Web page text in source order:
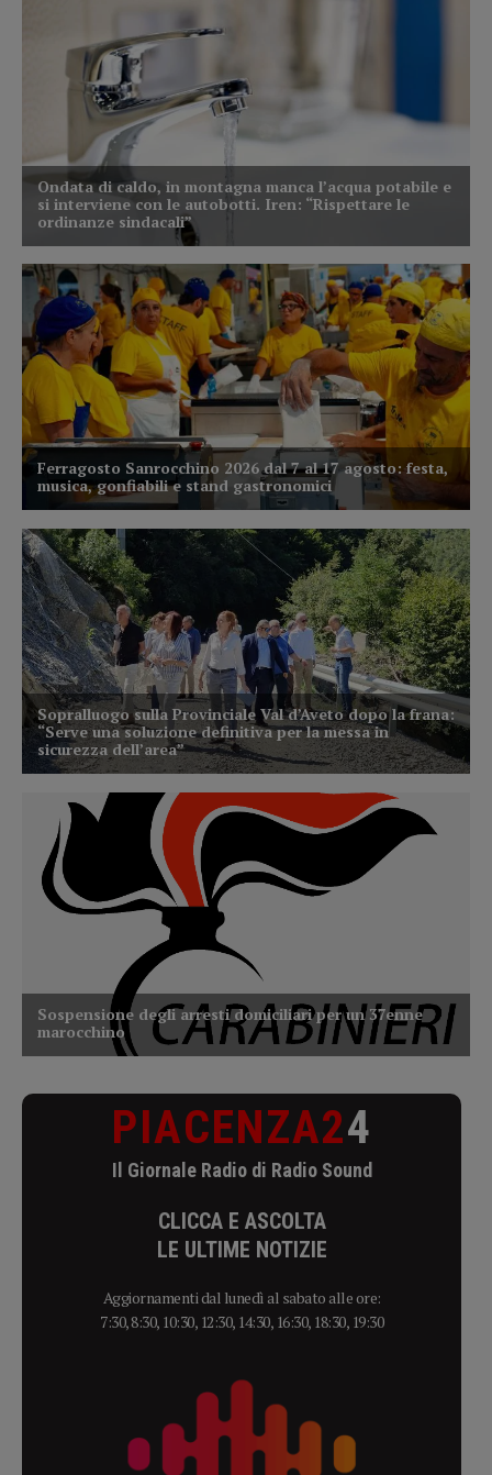
PIACENZA24
Il Giornale Radio di Radio Sound
CLICCA E ASCOLTA
LE ULTIME NOTIZIE
Aggiornamenti dal lunedì al sabato alle ore:
7:30, 8:30, 10:30, 12:30, 14:30, 16:30, 18:30, 19:30